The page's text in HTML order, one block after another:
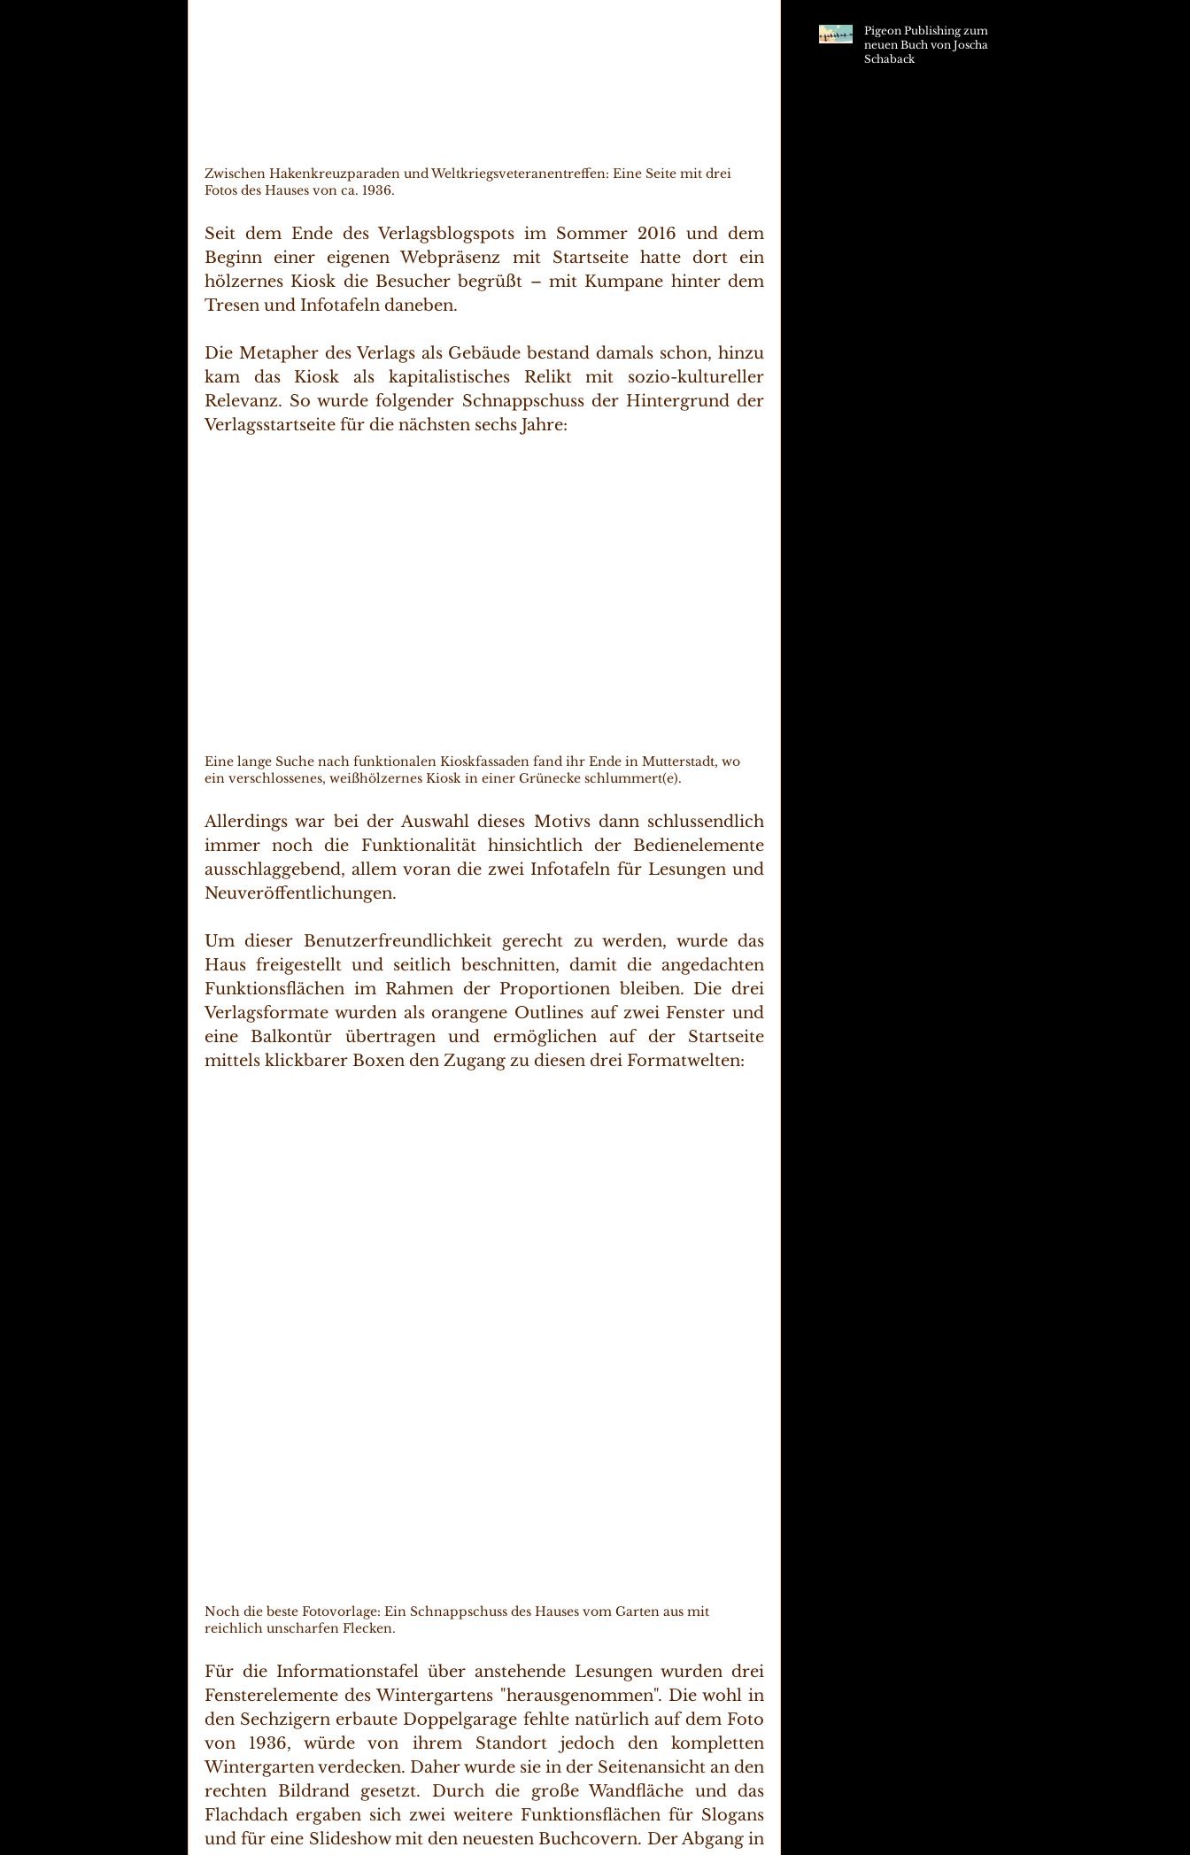
Zwischen Hakenkreuzparaden und Weltkriegsveteranentreffen: Eine Seite mit drei
Fotos des Hauses von ca. 1936.
Seit dem Ende des Verlagsblogspots im Sommer 2016 und dem
Beginn einer eigenen Webpräsenz mit Startseite hatte dort ein
hölzernes Kiosk die Besucher begrüßt – mit Kumpane hinter dem
Tresen und Infotafeln daneben.
Die Metapher des Verlags als Gebäude bestand damals schon, hinzu
kam das Kiosk als kapitalistisches Relikt mit sozio-kultureller
Relevanz. So wurde folgender Schnappschuss der Hintergrund der
Verlagsstartseite für die nächsten sechs Jahre:
Eine lange Suche nach funktionalen Kioskfassaden fand ihr Ende in Mutterstadt, wo
ein verschlossenes, weißhölzernes Kiosk in einer Grünecke schlummert(e).
Allerdings war bei der Auswahl dieses Motivs dann schlussendlich
immer noch die Funktionalität hinsichtlich der Bedienelemente
ausschlaggebend, allem voran die zwei Infotafeln für Lesungen und
Neuveröffentlichungen.
Um dieser Benutzerfreundlichkeit gerecht zu werden, wurde das
Haus freigestellt und seitlich beschnitten, damit die angedachten
Funktionsflächen im Rahmen der Proportionen bleiben. Die drei
Verlagsformate wurden als orangene Outlines auf zwei Fenster und
eine Balkontür übertragen und ermöglichen auf der Startseite
mittels klickbarer Boxen den Zugang zu diesen drei Formatwelten:
Noch die beste Fotovorlage: Ein Schnappschuss des Hauses vom Garten aus mit
reichlich unscharfen Flecken.
Für die Informationstafel über anstehende Lesungen wurden drei
Fensterelemente des Wintergartens "herausgenommen". Die wohl in
den Sechzigern erbaute Doppelgarage fehlte natürlich auf dem Foto
von 1936, würde von ihrem Standort jedoch den kompletten
Wintergarten verdecken. Daher wurde sie in der Seitenansicht an den
rechten Bildrand gesetzt. Durch die große Wandfläche und das
Flachdach ergaben sich zwei weitere Funktionsflächen für Slogans
und für eine Slideshow mit den neuesten Buchcovern. Der Abgang in
Pigeon Publishing zum
neuen Buch von Joscha
Schaback